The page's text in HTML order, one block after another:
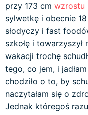
przy 173 cm wzrostu
sylwetkę i obecnie
słodyczy i fast
szkołę i
wakacji trochę
tego, co jem, i
chodziło o to, by
naczytałam się o
Jednak któregoś